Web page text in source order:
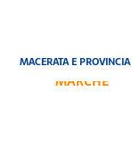
MACERATA E PROVINCIA